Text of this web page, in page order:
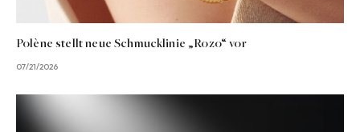
Polène stellt neue Schmucklinie „Rozo“ vor
07/21/2026